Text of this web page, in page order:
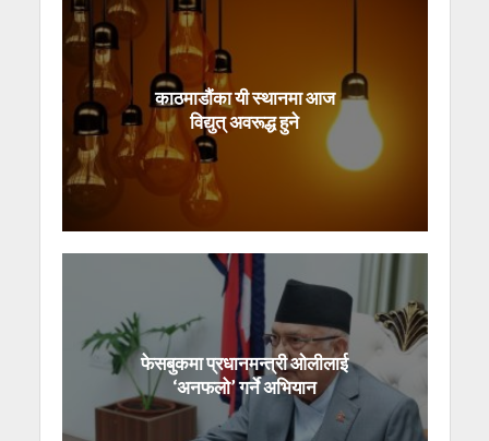
काठमाडौंका यी स्थानमा आज
विद्युत् अवरूद्ध हुने
फेसबुकमा प्रधानमन्त्री ओलीलाई
‘अनफलो’ गर्ने अभियान